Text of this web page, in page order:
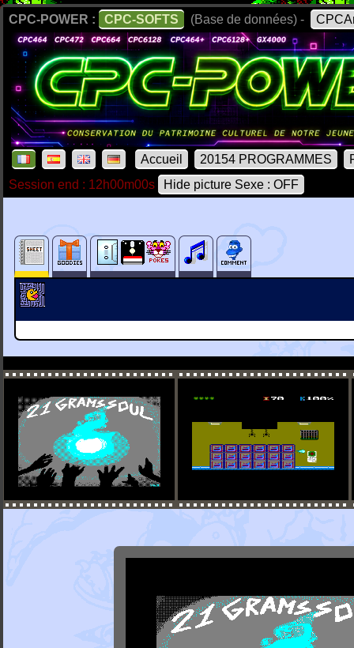
CPC-POWER : CPC-SOFTS (Base de données) -
Accueil 20154 PROGRAMMES
Session end : 12h00m00s
Hide picture Sexe : OFF